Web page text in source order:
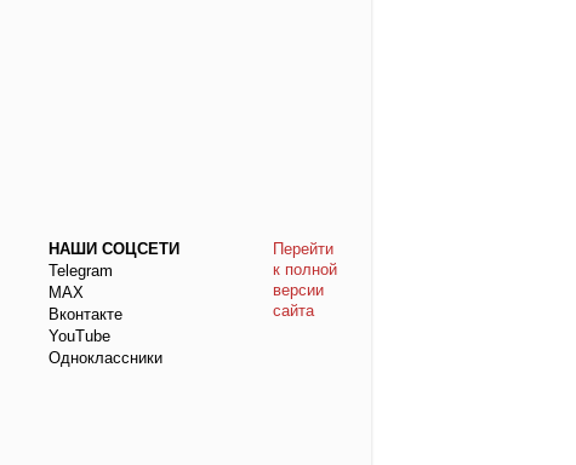
НАШИ СОЦСЕТИ
Telegram
МАХ
Вконтакте
YouTube
Одноклассники
Перейти
к полной
версии
сайта